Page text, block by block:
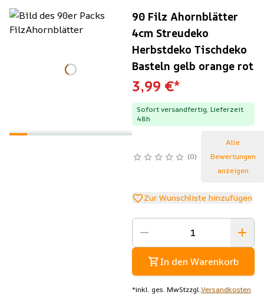
90 Filz Ahornblätter
4cm Streudeko
Herbstdeko Tischdeko
Basteln gelb orange rot
3,99 €*
Sofort versandfertig, Lieferzeit
48h
0
Alle
Bewertungen
anzeigen
Zur Wunschliste hinzufügen
In den Warenkorb
*inkl. ges. MwStzzgl.Versandkosten